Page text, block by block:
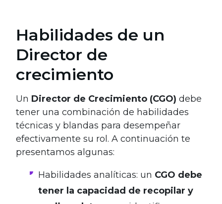
Habilidades de un
Director de
crecimiento
Un Director de Crecimiento (CGO) debe
tener una combinación de habilidades
técnicas y blandas para desempeñar
efectivamente su rol. A continuación te
presentamos algunas:
Habilidades analíticas: un CGO debe
tener la capacidad de recopilar y